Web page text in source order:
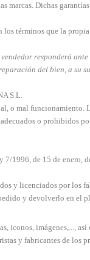
Dichas
términos que la
responderá
del bien, a su
S.L.
o mal funcionamiento.
o prohibidos
1996, de 15 de enero,
y licenciados por los
y devolverlo en el
imágenes,...,
y fabricantes de los